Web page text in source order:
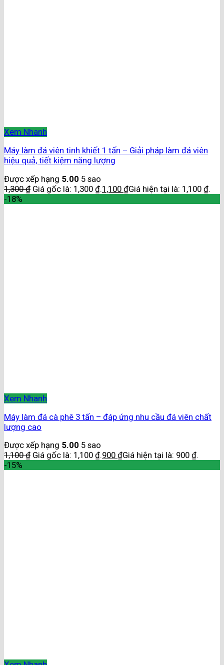
Xem Nhanh
Máy làm đá viên tinh khiết 1 tấn – Giải pháp làm đá viên
hiệu quả, tiết kiệm năng lượng
Được xếp hạng 5.00 5 sao
1,300₫ Giá gốc là: 1,300 ₫.1,100 ₫Giá hiện tại là: 1,100 ₫.
-18%
Xem Nhanh
Máy làm đá cà phê 3 tấn – đáp ứng nhu cầu đá viên chất
lượng cao
Được xếp hạng 5.00 5 sao
1,100₫ Giá gốc là: 1,100 ₫.900 ₫Giá hiện tại là: 900 ₫.
-15%